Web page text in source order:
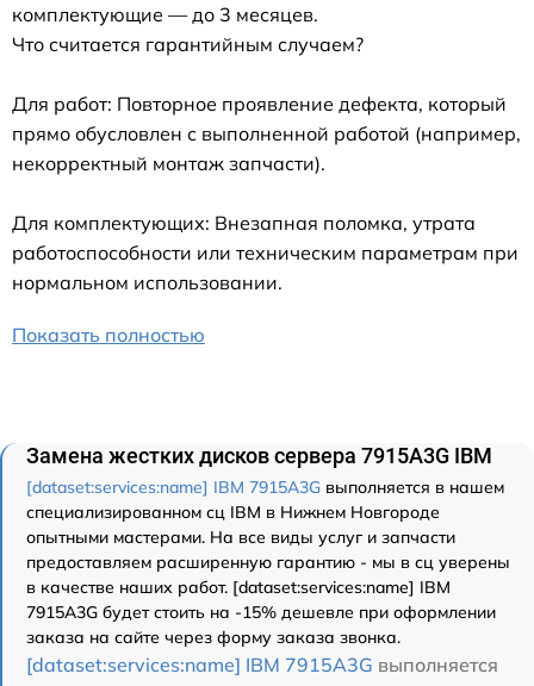
комплектующие — до 3 месяцев.
Что считается гарантийным случаем?
Для работ: Повторное проявление дефекта, который
прямо обусловлен с выполненной работой (например,
некорректный монтаж запчасти).
Для комплектующих: Внезапная поломка, утрата
работоспособности или техническим параметрам при
нормальном использовании.
Показать полностью
Замена жестких дисков сервера 7915A3G IBM
[dataset:services:name] IBM 7915A3G выполняется в нашем
специализированном сц IBM в Нижнем Новгороде
опытными мастерами. На все виды услуг и запчасти
предоставляем расширенную гарантию - мы в сц уверены
в качестве наших работ. [dataset:services:name] IBM
7915A3G будет стоить на -15% дешевле при оформлении
заказа на сайте через форму заказа звонка.
[dataset:services:name] IBM 7915A3G выполняется